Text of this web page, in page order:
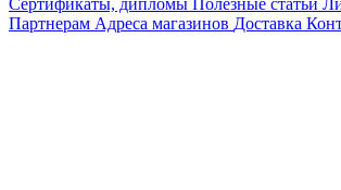
Партнерам Адреса магазинов Доставка